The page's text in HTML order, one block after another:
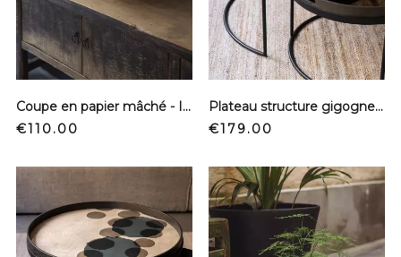
Coupe en papier mâché - Indienne
Price
€110.00
Plateau structure gigogne - Wabi sabi
Price
€179.00